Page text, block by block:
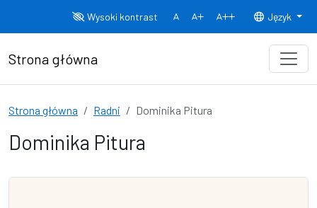
Wysoki kontrast
Normalny rozmiar czcionki
Rozmiar czcionki 150% Rozmiar
Język
Strona główna
Strona główna Radni Dominika Pitura
Dominika Pitura